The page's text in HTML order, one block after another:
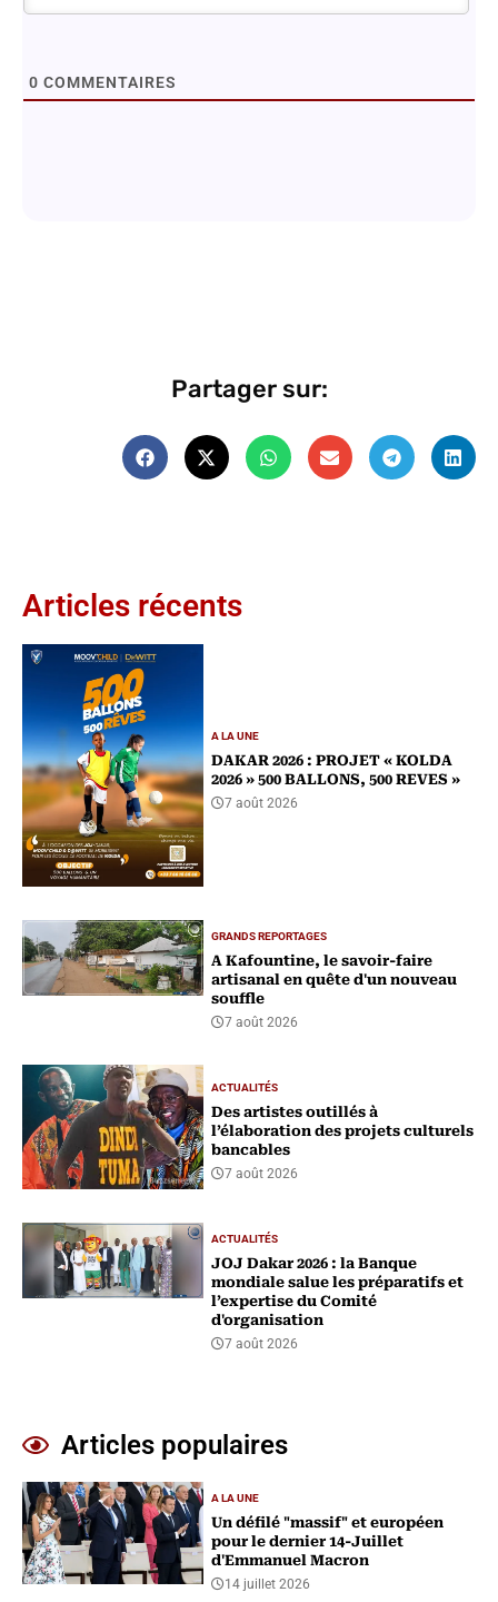
0 COMMENTAIRES
Partager sur:
Articles récents
A LA UNE
DAKAR 2026 : PROJET « KOLDA
2026 » 500 BALLONS, 500 REVES »
7 août 2026
GRANDS REPORTAGES
A Kafountine, le savoir-faire
artisanal en quête d'un nouveau
souffle
7 août 2026
ACTUALITÉS
Des artistes outillés à
l’élaboration des projets culturels
bancables
7 août 2026
ACTUALITÉS
‎JOJ Dakar 2026 : la Banque
mondiale salue les préparatifs et
l’expertise du Comité
d'organisation
7 août 2026
Articles populaires
A LA UNE
Un défilé "massif" et européen
pour le dernier 14-Juillet
d'Emmanuel Macron
14 juillet 2026